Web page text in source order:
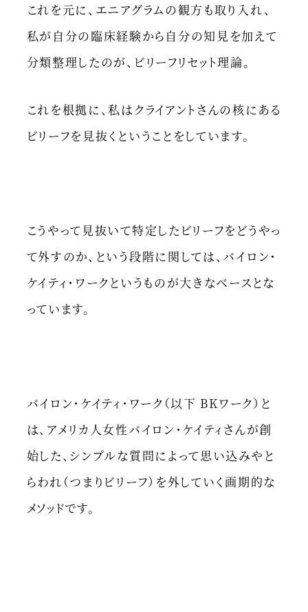
これを元に、エニアグラムの観方も取り入れ、
私が自分の臨床経験から自分の知見を加えて
分類整理したのが、ビリーフリセット理論。
これを根拠に、私はクライアントさんの核にある
ビリーフを見抜くということをしています。
こうやって見抜いて特定したビリーフをどうやっ
て外すのか、という段階に関しては、バイロン・
ケイティ・ワークというものが大きなベースとな
っています。
バイロン・ケイティ・ワーク（以下 BKワーク）と
は、アメリカ人女性バイロン・ケイティさんが創
始した、シンプルな質問によって思い込みやと
らわれ（つまりビリーフ）を外していく画期的な
メソッドです。